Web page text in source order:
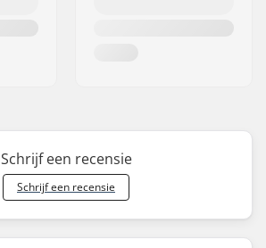
Schrijf een recensie
Schrijf een recensie